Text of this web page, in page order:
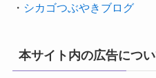
・ シカゴつぶやきブログ
本サイト内の広告につ